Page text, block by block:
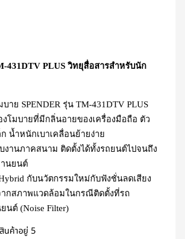
431DTV PLUS วิทยุสื่อสารสำหรับนัก
บาย SPENDER รุ่น TM-431DTV PLUS
งโมบายที่มีกลิ่นอายของเครื่องมือถือ ตัว
ก น้ำหนักเบาเคลื่อนย้ายง่าย
งานภาคสนาม ติดตั้งได้ทั้งรถยนต์ไปจนถึง
นยนต์
กับนวัตกรรมใหม่กับฟังชั่นลดเสียง
กสภาพแวดล้อมในกรณีติดตั้งที่รถ
นต์ (Noise Filter)
นค้าอยู่ 5